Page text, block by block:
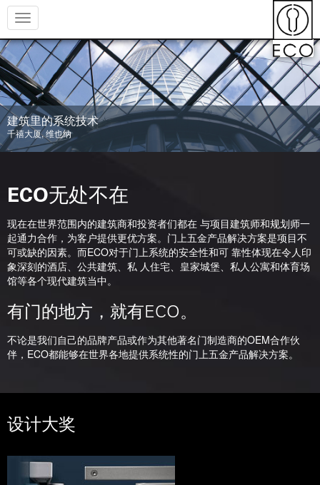
Toggle
navigation
建筑里的系统技术
欧洲议会，布鲁塞尔
ECO无处不在
现在在世界范围内的建筑商和投资者们都在 与项目建筑师和规划师一
起通力合作，为客户提供更优方案。门上五金产品解决方案是项目不
可或缺的因素。而ECO对于门上系统的安全性和可 靠性体现在令人印
象深刻的酒店、公共建筑、私 人住宅、皇家城堡、私人公寓和体育场
馆等各个现代建筑当中。
有门的地方，就有ECO。
不论是我们自己的品牌产品或作为其他著名门制造商的OEM合作伙
伴，ECO都能够在世界各地提供系统性的门上五金产品解决方案。
设计大奖